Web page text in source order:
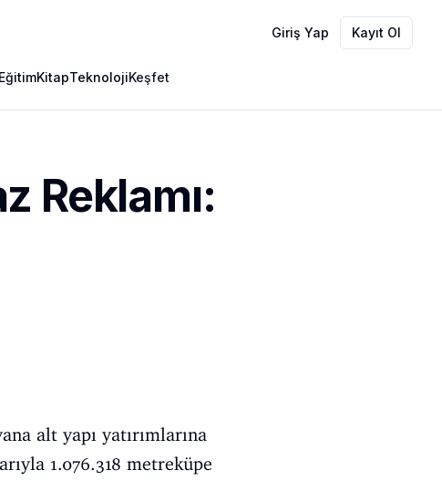
Giriş Yap Kayıt Ol
EğitimKitapTeknolojiKeşfet
Reklamı:
alt yapı yatırımlarına
1.076.318 metreküpe